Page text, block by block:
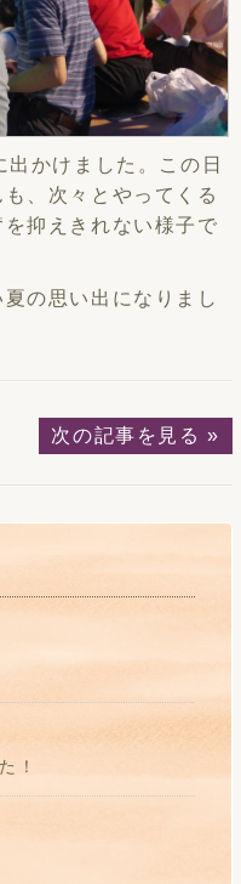
かけました。この日
、次々とやってくる
抑えきれない様子で
の思い出になりまし
次の記事を見る »
！